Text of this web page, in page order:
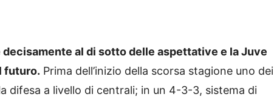
al di sotto delle aspettative e la Juve
futuro. Prima dell’inizio della scorsa stagione uno dei
difesa a livello di centrali; in un 4-3-3, sistema di